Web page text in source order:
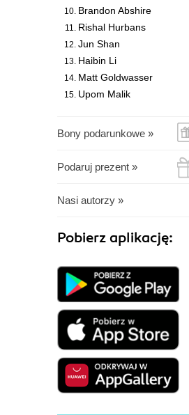
Brandon Abshire
Rishal Hurbans
Jun Shan
Haibin Li
Matt Goldwasser
Upom Malik
Bony podarunkowe »
Podaruj prezent »
Nasi autorzy »
Pobierz aplikację: